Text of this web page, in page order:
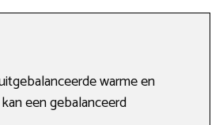
warme en
een gebalanceerd